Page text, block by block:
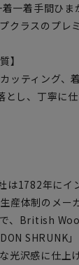
一着手間ひ
クラスのプレ
】
ッティング、
し、丁寧に
は1782年に
産体制のメ
、British
SHRUNK
光沢感に仕上